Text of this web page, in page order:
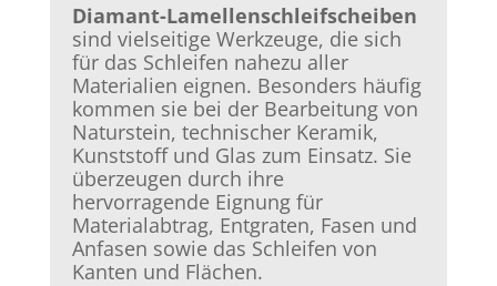
Diamant-Lamellenschleifscheiben
sind vielseitige Werkzeuge, die sich
für das Schleifen nahezu aller
Materialien eignen. Besonders häufig
kommen sie bei der Bearbeitung von
Naturstein, technischer Keramik,
Kunststoff und Glas zum Einsatz. Sie
überzeugen durch ihre
hervorragende Eignung für
Materialabtrag, Entgraten, Fasen und
Anfasen sowie das Schleifen von
Kanten und Flächen.